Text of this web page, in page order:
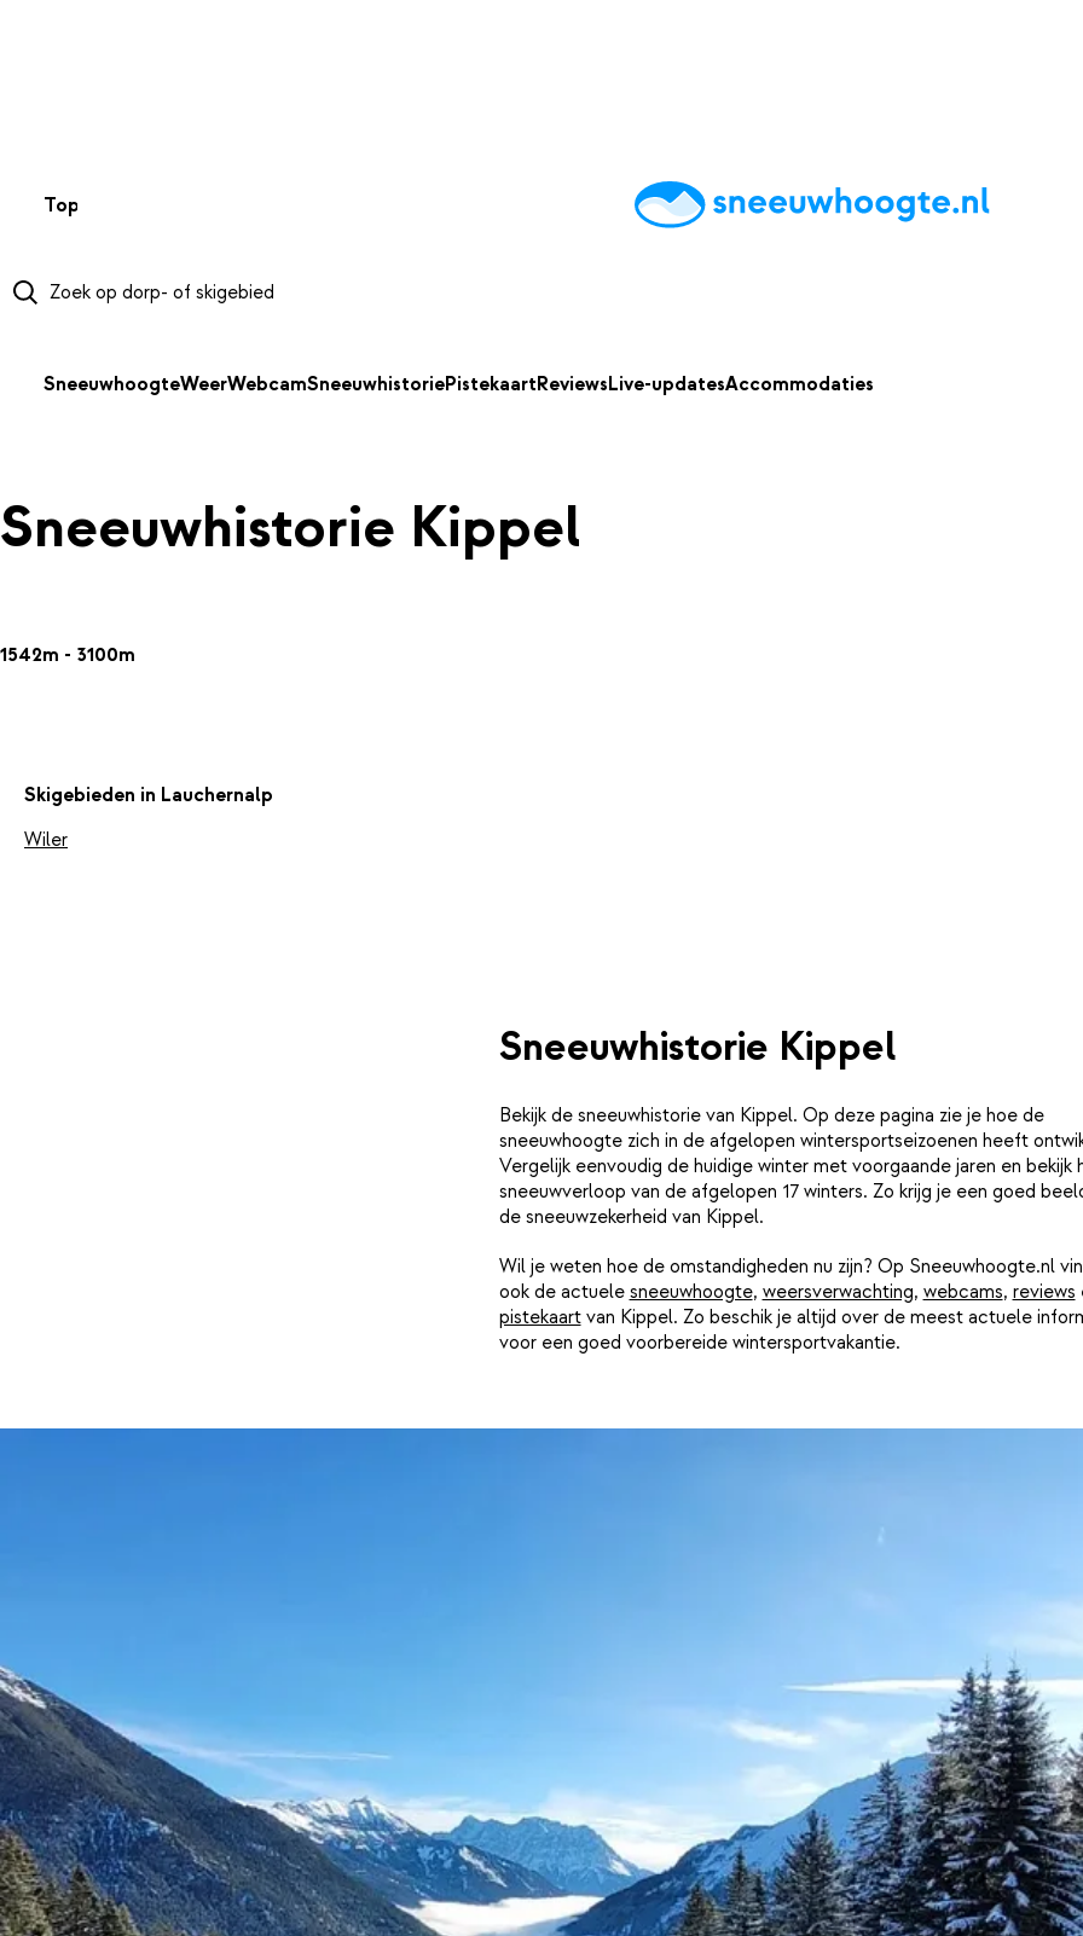
Top 50 AccommodatiesTipsReviewsLive updatesApp
SneeuwhoogteWeerWebcamSneeuwhistoriePistekaartReviewsLive-updatesAccommodaties
Sneeuwhistorie Kippel
1542m - 3100m
Skigebieden in Lauchernalp
Wiler
Sneeuwhistorie Kippel
Bekijk de sneeuwhistorie van Kippel. Op deze pagina zie je hoe de
sneeuwhoogte zich in de afgelopen wintersportseizoenen heeft
Vergelijk eenvoudig de huidige winter met voorgaande jaren en bekijk
sneeuwverloop van de afgelopen 17 winters. Zo krijg je een goed
de sneeuwzekerheid van Kippel.
Wil je weten hoe de omstandigheden nu zijn? Op Sneeuwhoogte.nl
ook de actuele sneeuwhoogte, weersverwachting, webcams, reviews
pistekaartvan Kippel. Zo beschik je altijd over de meest actuele
voor een goed voorbereide wintersportvakantie.